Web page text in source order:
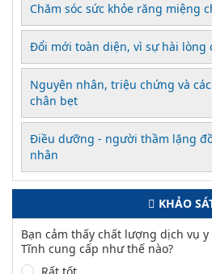
Chăm sóc sức khỏe răng miệng
Đổi mới toàn diện, vì sự hài lòng
Nguyên nhân, triệu chứng và
chân bẹt
Điều dưỡng - người thầm lặng
nhân
KHẢO
Bạn cảm thấy chất lượng dịch vụ
Tĩnh cung cấp như thế nào?